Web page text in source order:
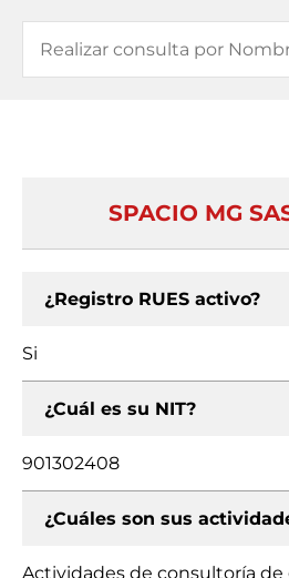
SPACIO MG
¿Registro RUES activo?
Si
¿Cuál es su NIT?
901302408
¿Cuáles son sus
Actividades de consultoría